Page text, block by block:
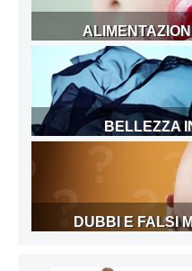
BELLEZZA
DUBBI E FALSI